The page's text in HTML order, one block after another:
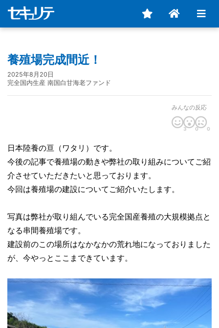
養殖場完成間近！
2025年8月20日
完全国内生産 南国白甘海老ファンド
みんなの反応
3 0 0
日本陸養の亘（ワタリ）です。
今後の記事で養殖場の動きや弊社の取り組みについてご紹
介させていただきたいと思っております。
今回は養殖場の建設についてご紹介いたします。
写真は弊社が取り組んでいる完全国産養殖の大規模拠点と
なる串間養殖場です。
建設前のこの場所はなかなかの荒れ地になっておりました
が、今やっとここまできています。